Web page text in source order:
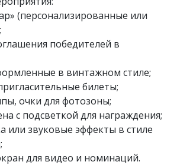
(персонализированные или
победителей в
в винтажном стиле;
билеты;
очки для фотозоны;
с подсветкой для награждения;
или звуковые эффекты в стиле
для видео и номинаций.